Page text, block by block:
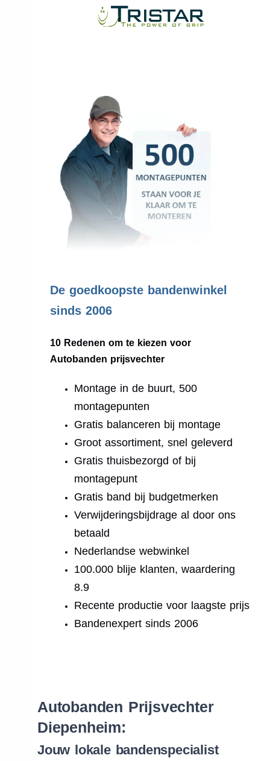
De goedkoopste bandenwinkel
sinds 2006
10 Redenen om te kiezen voor
Autobanden prijsvechter
Montage in de buurt, 500
montagepunten
Gratis balanceren bij montage
Groot assortiment, snel geleverd
Gratis thuisbezorgd of bij
montagepunt
Gratis band bij budgetmerken
Verwijderingsbijdrage al door ons
betaald
Nederlandse webwinkel
100.000 blije klanten, waardering
8.9
Recente productie voor laagste prijs
Bandenexpert sinds 2006
Autobanden Prijsvechter
Diepenheim:
Jouw lokale bandenspecialist